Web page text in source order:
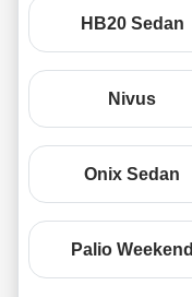
HB20 Sedan
Nivus
Onix Sedan
Palio Weekend